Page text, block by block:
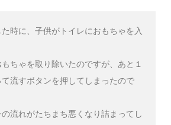
た時に、子供がトイレにおもちゃを入
ちゃを取り除いたのですが、あと１
流すボタンを押してしまったので
流れがたちまち悪くなり詰まってし